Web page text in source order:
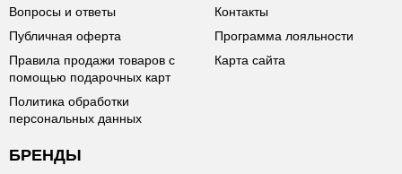
Вопросы и ответы
Публичная оферта
Правила продажи товаров с
помощью подарочных карт
Политика обработки
персональных данных
Контакты
Программа лояльности
Карта сайта
БРЕНДЫ